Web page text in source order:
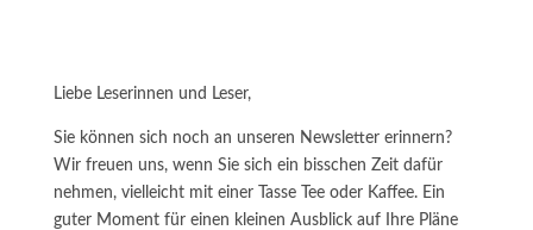
Liebe Leserinnen und Leser,
Sie können sich noch an unseren Newsletter erinnern?
Wir freuen uns, wenn Sie sich ein bisschen Zeit dafür
nehmen, vielleicht mit einer Tasse Tee oder Kaffee. Ein
guter Moment für einen kleinen Ausblick auf Ihre Pläne